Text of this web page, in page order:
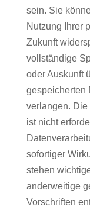
sein. Sie
Nutzung Ihrer
Zukunft
vollständige
oder Auskunft
gespeicherten
verlangen.
ist nicht
sofortiger
stehen
anderweitige
Vorschriften